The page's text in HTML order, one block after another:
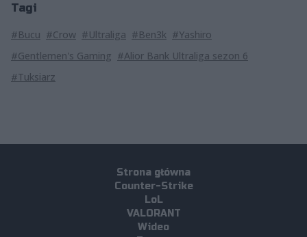
Tagi
#Bucu #Crow #Ultraliga #Ben3k #Yashiro
#Gentlemen's Gaming #Alior Bank Ultraliga sezon 6
#Tuksiarz
Strona główna
Counter-Strike
LoL
VALORANT
Wideo